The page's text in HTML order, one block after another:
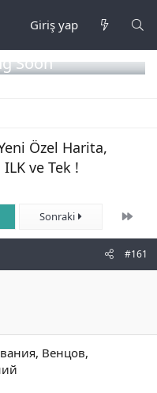
Giriş yap
Soon
Özel Harita,
ve Tek !
Sonraki Son
#161
Венцов,